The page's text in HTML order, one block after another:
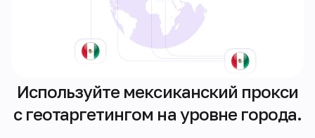
Используйте мексиканский прокси
с геотаргетингом на уровне города.